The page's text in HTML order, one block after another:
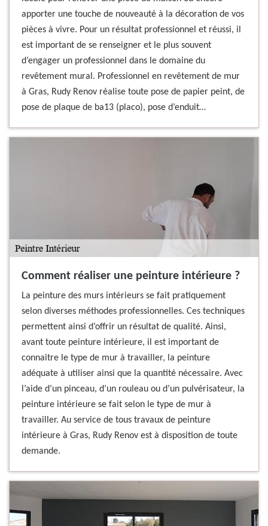
apporter une touche de nouveauté à la décoration de vos
pièces à vivre. Pour un résultat professionnel et réussi, il
est important de se renseigner et le plus souvent
d’engager un professionnel dans le domaine du
revêtement mural. Professionnel en revêtement de mur
à Gras, Rudy Renov réalise toute pose de papier peint, de
pose de plaque de ba13 (placo), pose d’enduit…
Comment réaliser une peinture intérieure ?
La peinture des murs intérieurs se fait pratiquement
selon diverses méthodes professionnelles. Ces techniques
permettent ainsi d’offrir un résultat de qualité. Ainsi,
avant toute peinture intérieure, il est important de
connaitre le type de mur à travailler, la peinture
adéquate à utiliser ainsi que la quantité nécessaire. Avec
l’aide d’un pinceau, d’un rouleau ou d’un pulvérisateur, la
peinture intérieure se fait selon le type de mur à
travailler. Au service de tous travaux de peinture
intérieure à Gras, Rudy Renov est à disposition de toute
demande.